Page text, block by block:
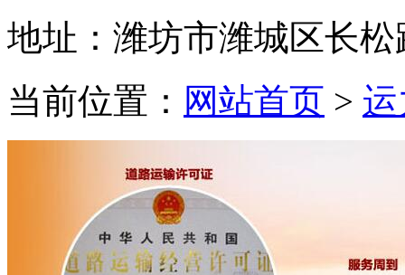
地址：潍坊市潍城区长
当前位置： 网站首页 >